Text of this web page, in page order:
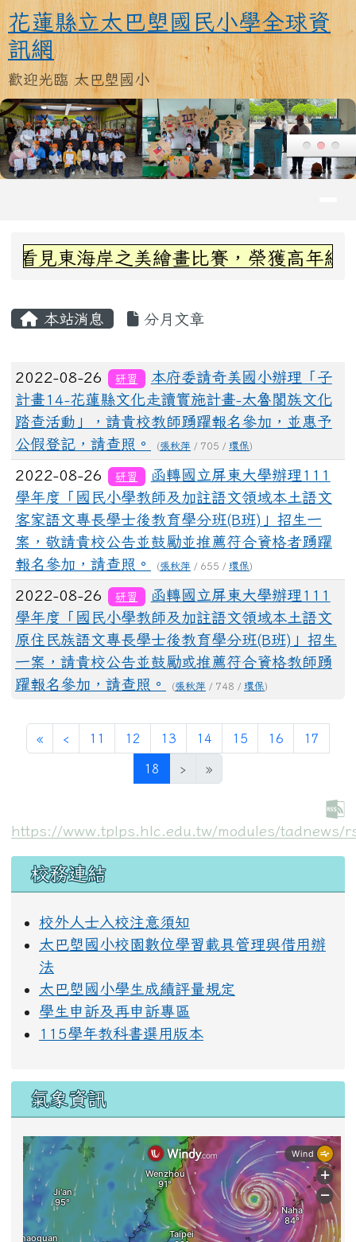
跳至主內容區
花蓮縣立太巴塱國民小學全球資訊
花蓮縣立太巴塱國民小學全球資
訊網
歡迎光臨 太巴塱國小
上中區域內容
東海岸之美繪畫比賽，榮獲高年級組第
本站消息 分月文章
文章列表
2022-08-26 研習
本府委請奇美國小辦理「子
計畫14-花蓮縣文化走讀實施計畫-太魯閣族文化
踏查活動」，請貴校教師踴躍報名參加，並惠予
公假登記，請查照。
(張秋萍 / 705 / 環保)
2022-08-26 研習
函轉國立屏東大學辦理111
學年度「國民小學教師及加註語文領域本土語文
客家語文專長學士後教育學分班(B班)」招生一
案，敬請貴校公告並鼓勵並推薦符合資格者踴躍
報名參加，請查照。
(張秋萍 / 655 / 環保)
2022-08-26 研習
函轉國立屏東大學辦理111
學年度「國民小學教師及加註語文領域本土語文
原住民族語文專長學士後教育學分班(B班)」招生
一案，請貴校公告並鼓勵或推薦符合資格教師踴
躍報名參加，請查照。
(張秋萍 / 748 / 環保)
«第一頁
‹ 上一頁
11 12 13 14 15 16 17
18 (目前頁次)
› »
https://www.tplps.hlc.edu.tw/modules/tadnews/
左邊區域內容
校務連結
校外人士入校注意須知
太巴塱國小校園數位學習載具管理與借用辦
法
太巴塱國小學生成績評量規定
學生申訴及再申訴專區
115學年教科書選用版本
氣象資訊